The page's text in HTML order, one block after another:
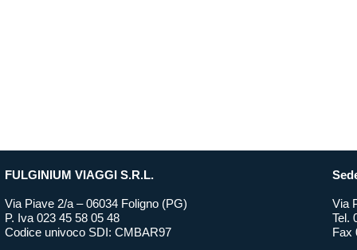
FULGINIUM VIAGGI S.R.L.
Via Piave 2/a – 06034 Foligno (PG)
P. Iva 023 45 58 05 48
Codice univoco SDI: CMBAR97
Via
Tel.
Fax